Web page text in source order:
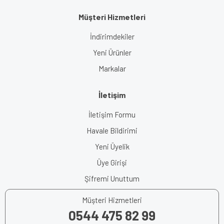
Müşteri Hizmetleri
İndirimdekiler
Yeni Ürünler
Markalar
İletişim
İletişim Formu
Havale Bildirimi
Yeni Üyelik
Üye Girişi
Şifremi Unuttum
Müşteri Hizmetleri
0544 475 82 99